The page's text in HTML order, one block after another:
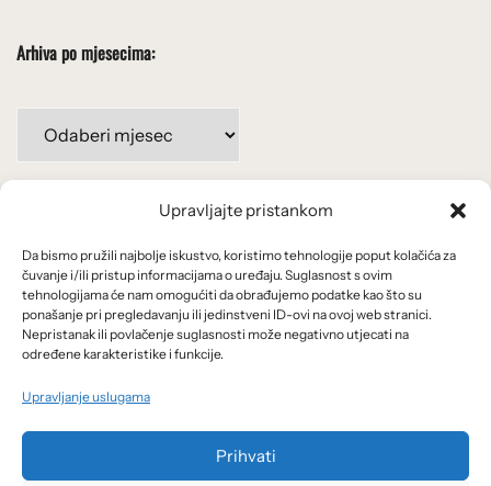
Upravljajte pristankom
Da bismo pružili najbolje iskustvo, koristimo tehnologije poput kolačića za
čuvanje i/ili pristup informacijama o uređaju. Suglasnost s ovim
tehnologijama će nam omogućiti da obrađujemo podatke kao što su
ponašanje pri pregledavanju ili jedinstveni ID-ovi na ovoj web stranici.
Nepristanak ili povlačenje suglasnosti može negativno utjecati na
određene karakteristike i funkcije.
Upravljanje uslugama
Prihvati
Arhiva po mjesecima:
mjesecima:
Uvjeti korištenja
Politika privatnosti
Kolačići